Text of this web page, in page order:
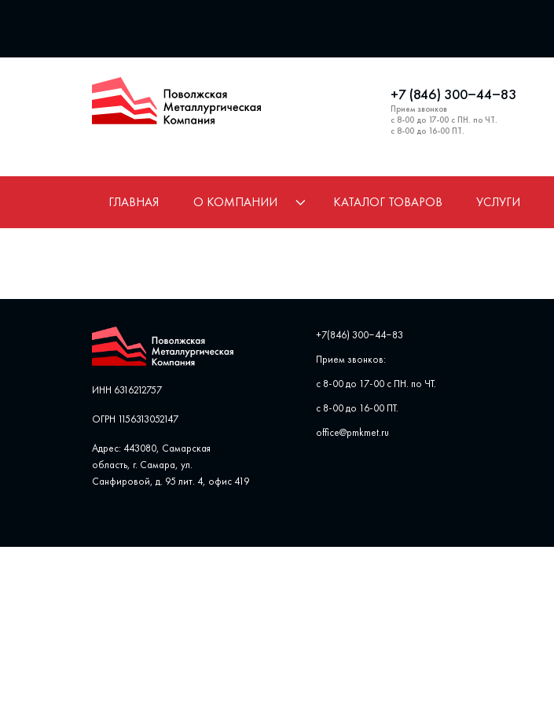
+7 (846) 300‒44‒83
Прием звонков
с 8-00 до 17-00 с ПН. по ЧТ.
с 8-00 до 16-00 ПТ.
ГЛАВНАЯ О КОМПАНИИ КАТАЛОГ ТОВАРОВ УСЛУГИ
ИНН 6316212757
ОГРН 1156313052147
Адрес: 443080, Самарская
область, г. Самара, ул. ​
Санфировой, д. 95 лит. 4, офис ​419
+7(846) 300‒44‒83
Прием звонков:
с 8-00 до 17-00 с ПН. по ЧТ.
с 8-00 до 16-00 ПТ.
office@pmkmet.ru